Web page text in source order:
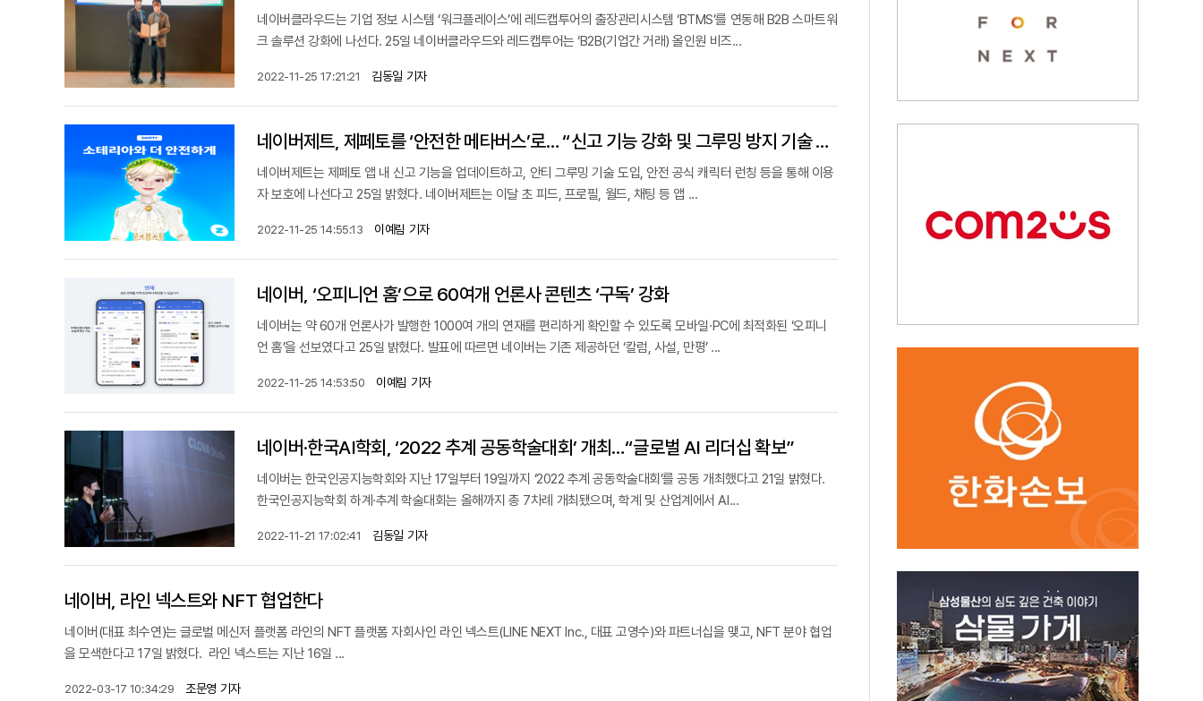
네이버클라우드는 기업 정보 시스템 ‘워크플레이스’에 레드캡투어의 출장관리시스템 ‘BTMS’를 연동해 B2B 스마트워
크 솔루션 강화에 나선다. 25일 네이버클라우드와 레드캡투어는 ‘B2B(기업간 거래) 올인원 비즈...
2022-11-25 17:21:21 김동일 기자
네이버제트, 제페토를 ‘안전한 메타버스’로… “신고 기능 강화 및 그루밍 방지 기술 도입”
네이버제트는 제페토 앱 내 신고 기능을 업데이트하고, 안티 그루밍 기술 도입, 안전 공식 캐릭터 런칭 등을 통해 이용
자 보호에 나선다고 25일 밝혔다. 네이버제트는 이달 초 피드, 프로필, 월드, 채팅 등 앱 ...
2022-11-25 14:55:13 이예림 기자
네이버, ‘오피니언 홈’으로 60여개 언론사 콘텐츠 ‘구독’ 강화
네이버는 약 60개 언론사가 발행한 1000여 개의 연재를 편리하게 확인할 수 있도록 모바일·PC에 최적화된 ‘오피니
언 홈’을 선보였다고 25일 밝혔다. 발표에 따르면 네이버는 기존 제공하던 ‘칼럼, 사설, 만평’ ...
2022-11-25 14:53:50 이예림 기자
네이버·한국AI학회, ‘2022 추계 공동학술대회’ 개최…“글로벌 AI 리더십 확보”
네이버는 한국인공지능학회와 지난 17일부터 19일까지 ‘2022 추계 공동학술대회’를 공동 개최했다고 21일 밝혔다.
한국인공지능학회 하계·추계 학술대회는 올해까지 총 7차례 개최됐으며, 학계 및 산업계에서 AI...
2022-11-21 17:02:41 김동일 기자
네이버, 라인 넥스트와 NFT 협업한다
네이버(대표 최수연)는 글로벌 메신저 플랫폼 라인의 NFT 플랫폼 자회사인 라인 넥스트(LINE NEXT Inc., 대표 고영수)와 파트너십을 맺고, NFT 분야 협업
을 모색한다고 17일 밝혔다. 라인 넥스트는 지난 16일 ...
2022-03-17 10:34:29 조문영 기자